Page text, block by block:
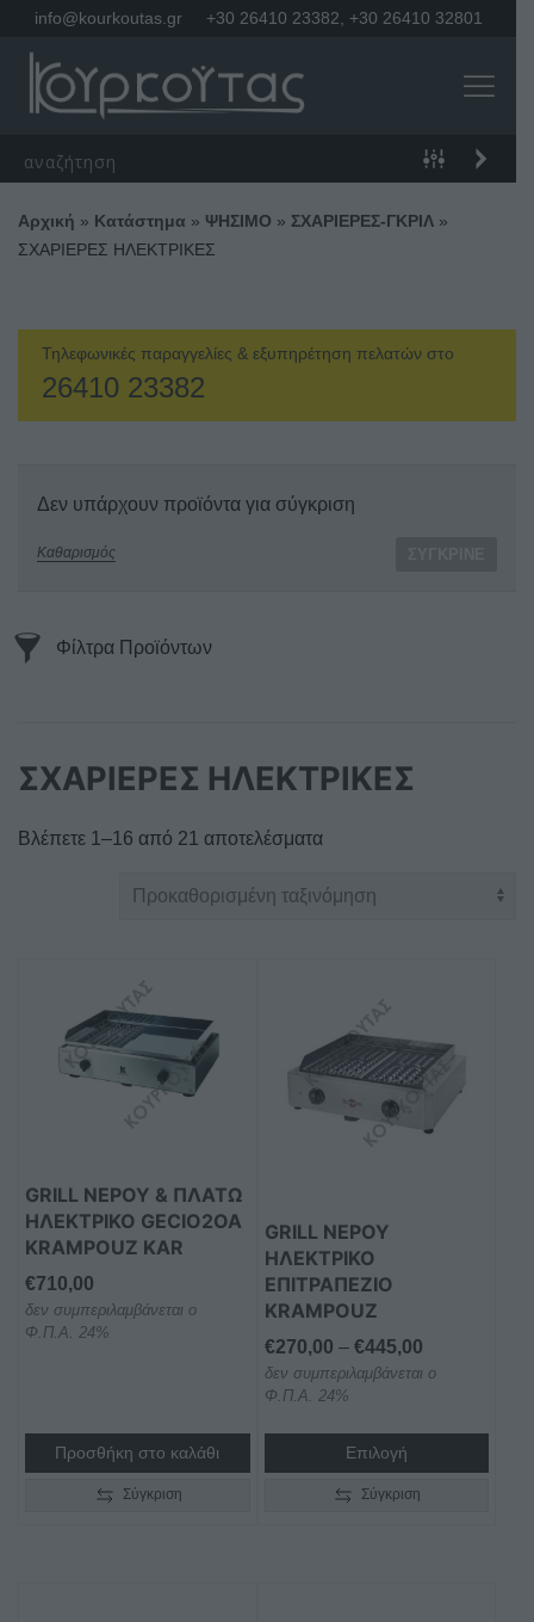
info@kourkoutas.gr +30 26410 23382 +30 26410 32801
Αρχική » Κατάστημα » ΨΗΣΙΜΟ » ΣΧΑΡΙΕΡΕΣ-ΓΚΡΙΛ »
ΣΧΑΡΙΕΡΕΣ ΗΛΕΚΤΡΙΚΕΣ
Τηλεφωνικές παραγγελίες & εξυπηρέτηση πελατών στο
26410 23382
Δεν υπάρχουν προϊόντα για σύγκριση
Καθαρισμός
Φίλτρα Προϊόντων
ΣΧΑΡΙΕΡΕΣ ΗΛΕΚΤΡΙΚΕΣ
Βλέπετε 1–16 από 21 αποτελέσματα
GRILL ΝΕΡΟΥ & ΠΛΑΤΩ
ΗΛΕΚΤΡΙΚΟ GECIO2OA
KRAMPOUZ KAR
€710,00
δεν συμπεριλαμβάνεται ο
Φ.Π.Α. 24%
Προσθήκη στο καλάθι
Σύγκριση
GRILL ΝΕΡΟΥ
ΗΛΕΚΤΡΙΚΟ
ΕΠΙΤΡΑΠΕΖΙΟ
KRAMPOUZ
€270,00 – €445,00Price
range:
through
δεν συμπεριλαμβάνεται ο
Φ.Π.Α. 24%
Επιλογή
πολλαπλές
παραλλαγές.
να
επιλεγούν
στη
σελίδα
του
προϊόντος
Σύγκριση